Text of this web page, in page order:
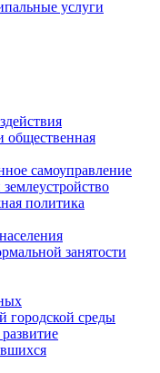
услуги
общественная
самоуправление
политика
занятости
городской среды